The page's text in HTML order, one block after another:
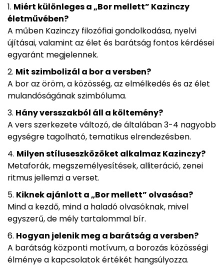
Miért különleges a „Bor mellett” Kazinczy
életművében?
A műben Kazinczy filozófiai gondolkodása, nyelvi
újításai, valamint az élet és barátság fontos kérdései
egyaránt megjelennek.
Mit szimbolizál a bor a versben?
A bor az öröm, a közösség, az elmélkedés és az élet
mulandóságának szimbóluma.
Hány versszakból áll a költemény?
A vers szerkezete változó, de általában 3-4 nagyobb
egységre tagolható, tematikus elrendezésben.
Milyen stíluseszközöket alkalmaz Kazinczy?
Metaforák, megszemélyesítések, alliteráció, zenei
ritmus jellemzi a verset.
Kiknek ajánlott a „Bor mellett” olvasása?
Mind a kezdő, mind a haladó olvasóknak, mivel
egyszerű, de mély tartalommal bír.
Hogyan jelenik meg a barátság a versben?
A barátság központi motívum, a borozás közösségi
élménye a kapcsolatok értékét hangsúlyozza.